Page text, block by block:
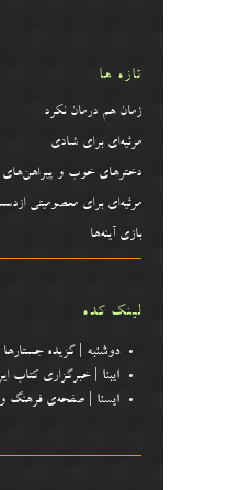
تازه ها
زمان هم درمان نکرد
مرثیه‌ای برای شادی
دخترهای خوب و پیراهن‌‌های
مرثیه‌ای برای معصومیتی
بازی آینه‌ها
لینک کده
دوشنبه | گزیده
ایبنا | خبرگزاری کتاب
ایسنا | صفحه‌ی فرهنگ و